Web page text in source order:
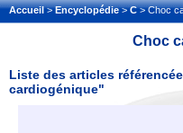
Accueil>Encyclopédie>C> Choc
Choc
Liste des articles
cardiogénique"